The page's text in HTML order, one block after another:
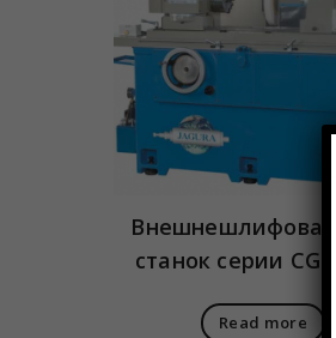
станок серии CG
Read more